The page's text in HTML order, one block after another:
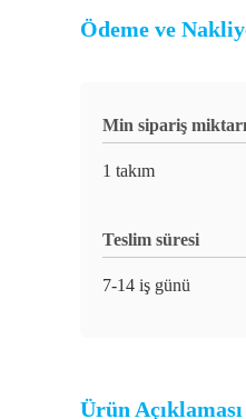
Ödeme ve
Min sipariş miktarı
1 takım
Teslim süresi
7-14 iş günü
Ürün Açıklaması